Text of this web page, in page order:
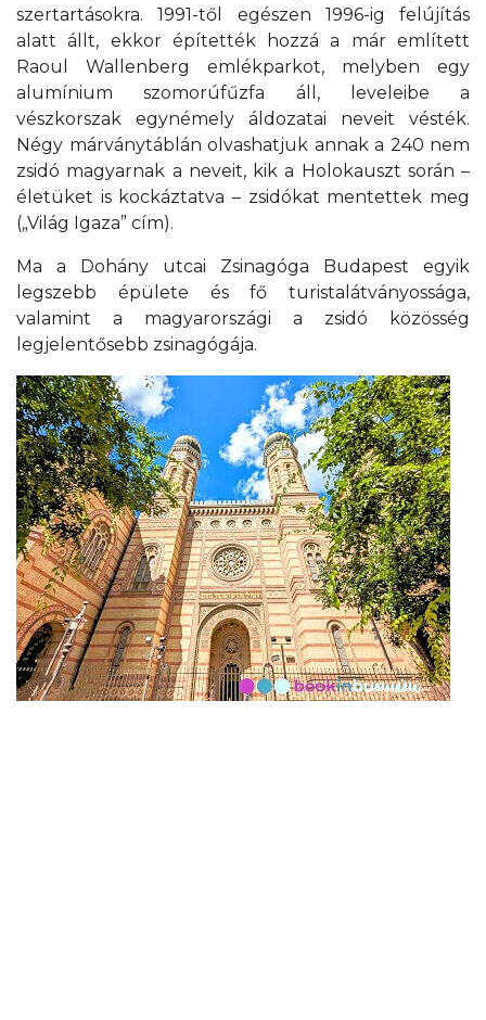
szertartásokra. 1991-től egészen 1996-ig felújítás
alatt állt, ekkor építették hozzá a már említett
Raoul Wallenberg emlékparkot, melyben egy
alumínium szomorúfűzfa áll, leveleibe a
vészkorszak egynémely áldozatai neveit vésték.
Négy márványtáblán olvashatjuk annak a 240 nem
zsidó magyarnak a neveit, kik a Holokauszt során –
életüket is kockáztatva – zsidókat mentettek meg
(„Világ Igaza” cím).
Ma a Dohány utcai Zsinagóga Budapest egyik
legszebb épülete és fő turistalátványossága,
valamint a magyarországi a zsidó közösség
legjelentősebb zsinagógája.